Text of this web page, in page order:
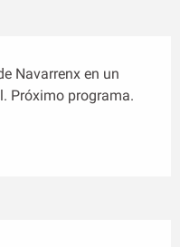
Navarrenx en un
Próximo programa.